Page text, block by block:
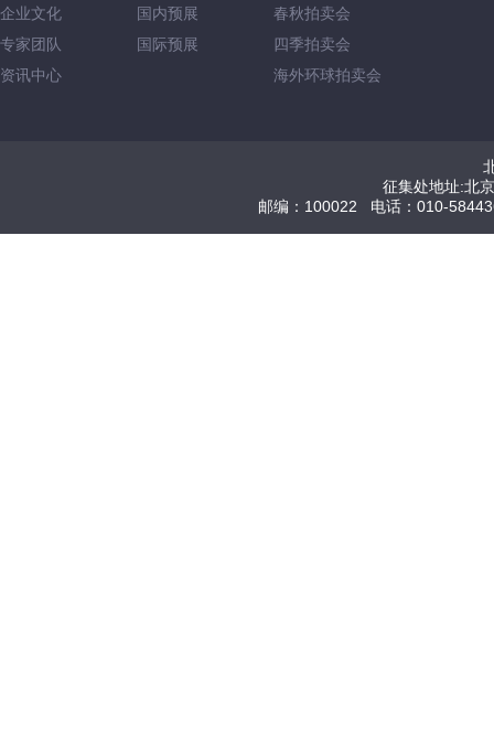
企业文化
专家团队
资讯中心
国内预展
国际预展
春秋拍卖会
四季拍卖会
海外环球拍卖会
征集处地址:北
邮编：100022 电话：010-